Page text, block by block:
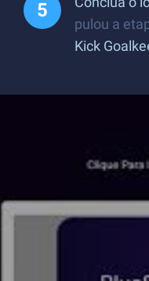
pulou a
Kick